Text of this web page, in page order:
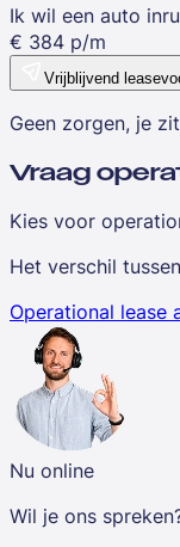
Ik wil een auto
€ 384 p/m
Vrijblijvend
Geen zorgen, je
Vraag
Kies voor
Het verschil
Operational lease
Nu online
Wil je ons